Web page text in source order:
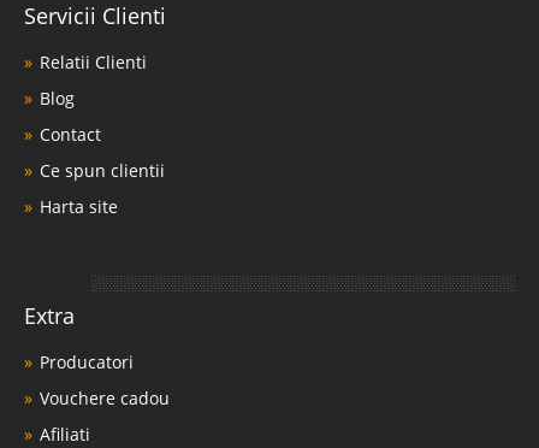
Servicii Clienti
Relatii Clienti
Blog
Contact
Ce spun clientii
Harta site
Extra
Producatori
Vouchere cadou
Afiliati